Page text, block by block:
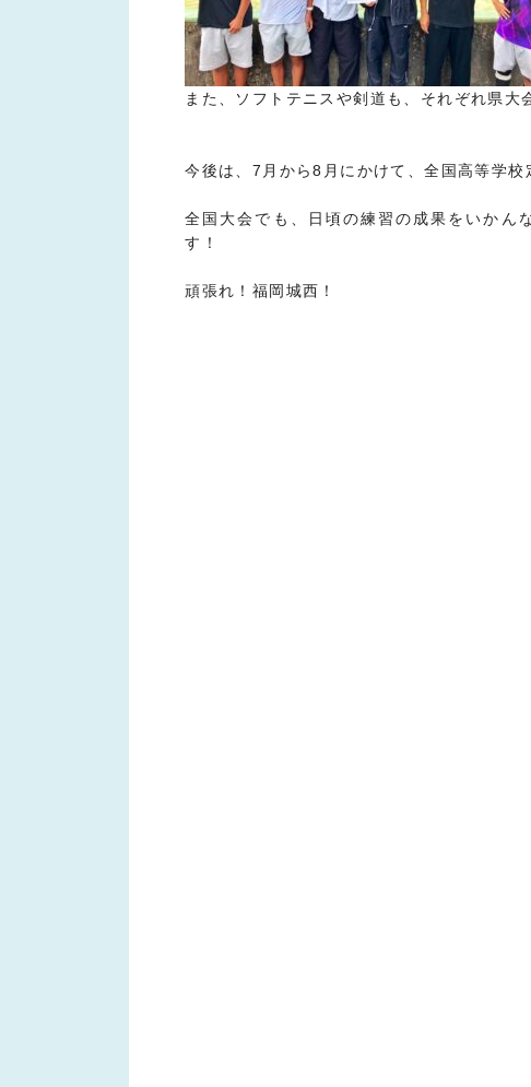
また、ソフトテニスや剣道も、それぞれ県大
今後は、7月から8月にかけて、全国高等学校
全国大会でも、日頃の練習の成果をいかん
す！
頑張れ！福岡城西！